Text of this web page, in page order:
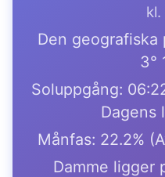
Den geografiska
3°
Soluppgång:
Dagens
Månfas: 22.2%
Damme ligger